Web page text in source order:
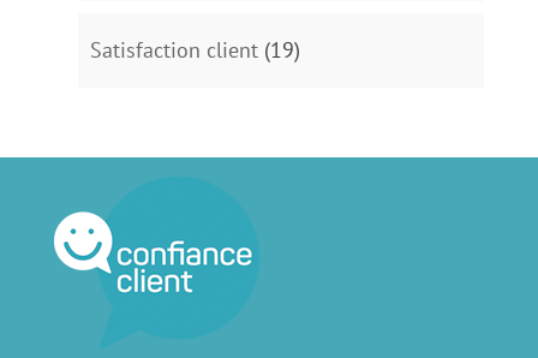
Satisfaction client(19)